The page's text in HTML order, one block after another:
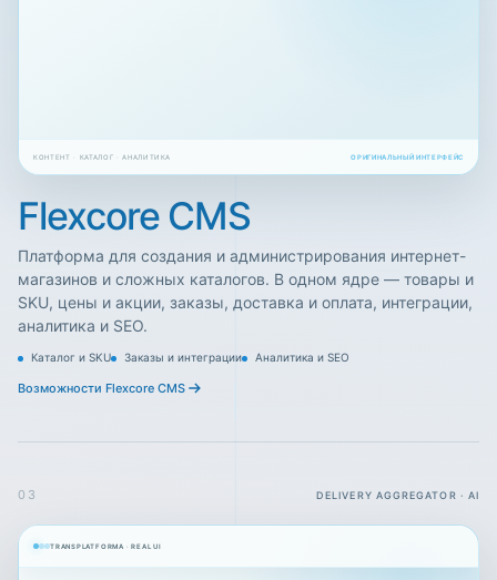
КОНТЕНТ · КАТАЛОГ · АНАЛИТИКА ОРИГИНАЛЬНЫЙ ИНТЕРФЕЙС
Flexcore CMS
Платформа для создания и администрирования интернет-
магазинов и сложных каталогов. В одном ядре — товары и
SKU, цены и акции, заказы, доставка и оплата, интеграции,
аналитика и SEO.
Каталог и SKU Заказы и интеграции Аналитика и SEO
Возможности Flexcore CMS
03 DELIVERY AGGREGATOR · AI
TRANSPLATFORMA · REAL UI